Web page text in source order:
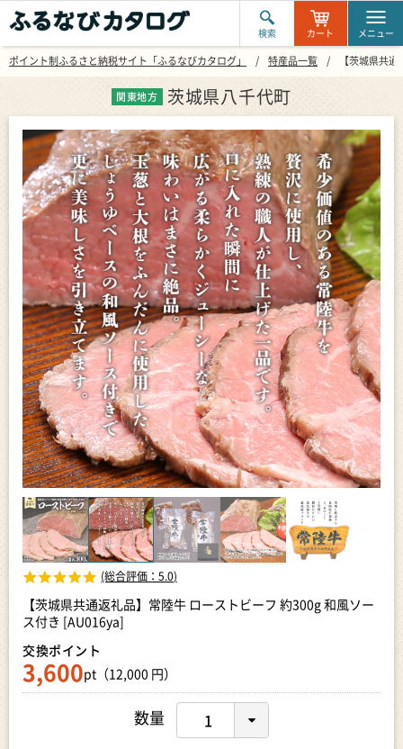
検索 カート メニュー
ポイント制ふるさと納税サイト「ふるなびカタログ」 特産品一覧 【茨城県共
関東地方 茨城県八千代町
(総合評価： 5.0)
【茨城県共通返礼品】常陸牛 ローストビーフ 約300g 和風ソー
ス付き [AU016ya]
交換ポイント
3,600pt（12,000 円）
数量